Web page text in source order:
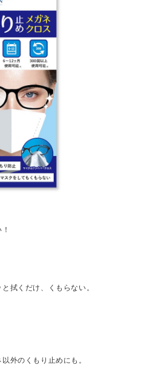
拭くだけ、くもらない。
外のくもり止めにも。